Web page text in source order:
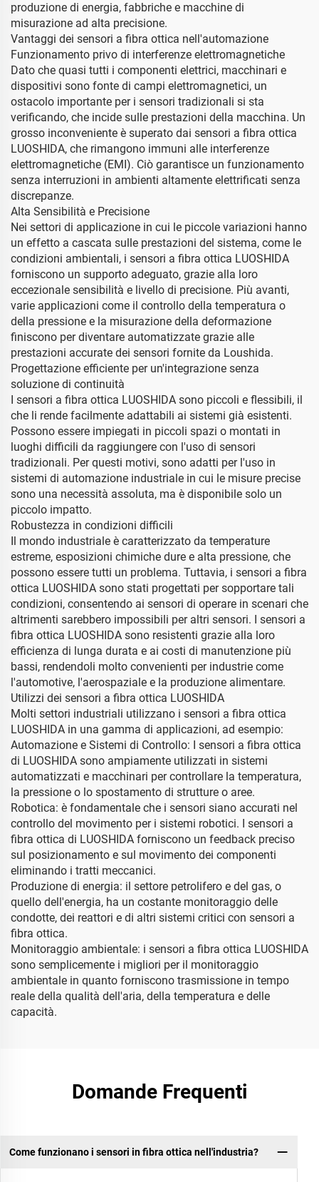
produzione di energia, fabbriche e macchine di
misurazione ad alta precisione.
Vantaggi dei sensori a fibra ottica nell'automazione
Funzionamento privo di interferenze elettromagnetiche
Dato che quasi tutti i componenti elettrici, macchinari e
dispositivi sono fonte di campi elettromagnetici, un
ostacolo importante per i sensori tradizionali si sta
verificando, che incide sulle prestazioni della macchina. Un
grosso inconveniente è superato dai sensori a fibra ottica
LUOSHIDA, che rimangono immuni alle interferenze
elettromagnetiche (EMI). Ciò garantisce un funzionamento
senza interruzioni in ambienti altamente elettrificati senza
discrepanze.
Alta Sensibilità e Precisione
Nei settori di applicazione in cui le piccole variazioni hanno
un effetto a cascata sulle prestazioni del sistema, come le
condizioni ambientali, i sensori a fibra ottica LUOSHIDA
forniscono un supporto adeguato, grazie alla loro
eccezionale sensibilità e livello di precisione. Più avanti,
varie applicazioni come il controllo della temperatura o
della pressione e la misurazione della deformazione
finiscono per diventare automatizzate grazie alle
prestazioni accurate dei sensori fornite da Loushida.
Progettazione efficiente per un'integrazione senza
soluzione di continuità
I sensori a fibra ottica LUOSHIDA sono piccoli e flessibili, il
che li rende facilmente adattabili ai sistemi già esistenti.
Possono essere impiegati in piccoli spazi o montati in
luoghi difficili da raggiungere con l'uso di sensori
tradizionali. Per questi motivi, sono adatti per l'uso in
sistemi di automazione industriale in cui le misure precise
sono una necessità assoluta, ma è disponibile solo un
piccolo impatto.
Robustezza in condizioni difficili
Il mondo industriale è caratterizzato da temperature
estreme, esposizioni chimiche dure e alta pressione, che
possono essere tutti un problema. Tuttavia, i sensori a fibra
ottica LUOSHIDA sono stati progettati per sopportare tali
condizioni, consentendo ai sensori di operare in scenari che
altrimenti sarebbero impossibili per altri sensori. I sensori a
fibra ottica LUOSHIDA sono resistenti grazie alla loro
efficienza di lunga durata e ai costi di manutenzione più
bassi, rendendoli molto convenienti per industrie come
l'automotive, l'aerospaziale e la produzione alimentare.
Utilizzi dei sensori a fibra ottica LUOSHIDA
Molti settori industriali utilizzano i sensori a fibra ottica
LUOSHIDA in una gamma di applicazioni, ad esempio:
Automazione e Sistemi di Controllo: I sensori a fibra ottica
di LUOSHIDA sono ampiamente utilizzati in sistemi
automatizzati e macchinari per controllare la temperatura,
la pressione o lo spostamento di strutture o aree.
Robotica: è fondamentale che i sensori siano accurati nel
controllo del movimento per i sistemi robotici. I sensori a
fibra ottica di LUOSHIDA forniscono un feedback preciso
sul posizionamento e sul movimento dei componenti
eliminando i tratti meccanici.
Produzione di energia: il settore petrolifero e del gas, o
quello dell'energia, ha un costante monitoraggio delle
condotte, dei reattori e di altri sistemi critici con sensori a
fibra ottica.
Monitoraggio ambientale: i sensori a fibra ottica LUOSHIDA
sono semplicemente i migliori per il monitoraggio
ambientale in quanto forniscono trasmissione in tempo
reale della qualità dell'aria, della temperatura e delle
capacità.
Domande Frequenti
Come funzionano i sensori in fibra ottica nell'industria?